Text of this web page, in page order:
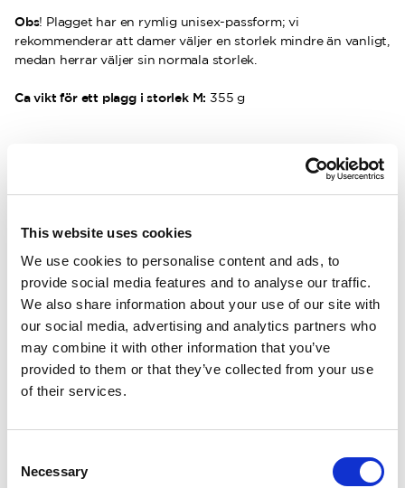
This website uses cookies
We use cookies to personalise content and ads, to
provide social media features and to analyse our traffic.
We also share information about your use of our site with
our social media, advertising and analytics partners who
may combine it with other information that you’ve
provided to them or that they’ve collected from your use
of their services.
Selection
Necessary
Obs! Plagget har en rymlig unisex-passform; vi
rekommenderar att damer väljer en storlek mindre än vanligt,
medan herrar väljer sin normala storlek.
Ca vikt för ett plagg i storlek M: 355 g
LEVERANSINFORMATION
Matchande produkter
Unisex
+